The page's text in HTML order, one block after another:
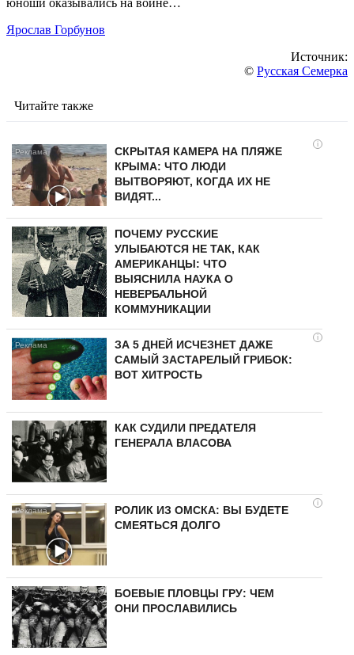
юноши оказывались на войне…
Ярослав Горбунов
Источник:
© Русская Семерка
Читайте также
i
СКРЫТАЯ КАМЕРА НА ПЛЯЖЕ
КРЫМА: ЧТО ЛЮДИ
ВЫТВОРЯЮТ, КОГДА ИХ НЕ
ВИДЯТ...
ПОЧЕМУ РУССКИЕ
УЛЫБАЮТСЯ НЕ ТАК, КАК
АМЕРИКАНЦЫ: ЧТО
ВЫЯСНИЛА НАУКА О
НЕВЕРБАЛЬНОЙ
КОММУНИКАЦИИ
i
ЗА 5 ДНЕЙ ИСЧЕЗНЕТ ДАЖЕ
САМЫЙ ЗАСТАРЕЛЫЙ ГРИБОК:
ВОТ ХИТРОСТЬ
КАК СУДИЛИ ПРЕДАТЕЛЯ
ГЕНЕРАЛА ВЛАСОВА
i
РОЛИК ИЗ ОМСКА: ВЫ БУДЕТЕ
СМЕЯТЬСЯ ДОЛГО
БОЕВЫЕ ПЛОВЦЫ ГРУ: ЧЕМ
ОНИ ПРОСЛАВИЛИСЬ